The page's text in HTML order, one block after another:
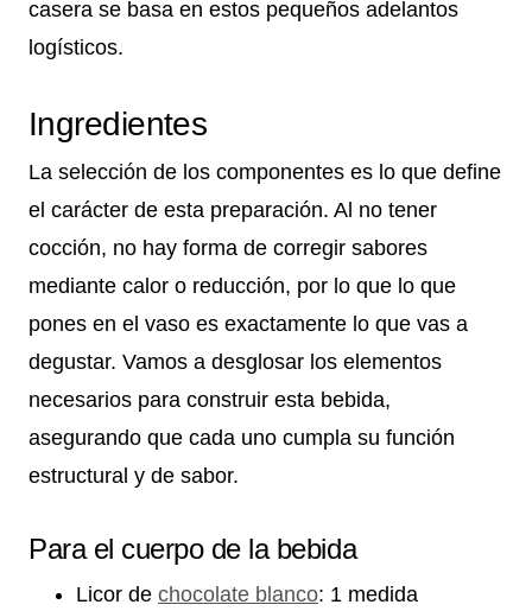
casera se basa en estos pequeños adelantos
logísticos.
Ingredientes
La selección de los componentes es lo que define
el carácter de esta preparación. Al no tener
cocción, no hay forma de corregir sabores
mediante calor o reducción, por lo que lo que
pones en el vaso es exactamente lo que vas a
degustar. Vamos a desglosar los elementos
necesarios para construir esta bebida,
asegurando que cada uno cumpla su función
estructural y de sabor.
Para el cuerpo de la bebida
Licor de chocolate blanco: 1 medida